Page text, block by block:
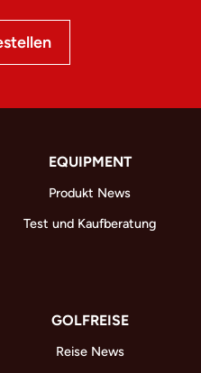
EQUIPMENT
Produkt News
Test und Kaufberatung
GOLFREISE
Reise News